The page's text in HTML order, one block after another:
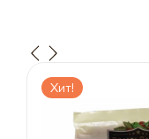
Хит!